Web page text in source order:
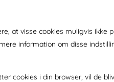
at visse cookies muligvis ikke
information om disse
cookies i din browser, vil de